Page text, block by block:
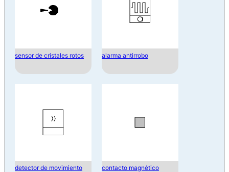
sensor de cristales rotos alarma antirrobo
detector de movimiento contacto magnético